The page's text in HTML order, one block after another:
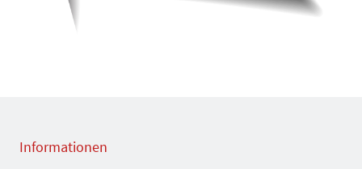
Informationen